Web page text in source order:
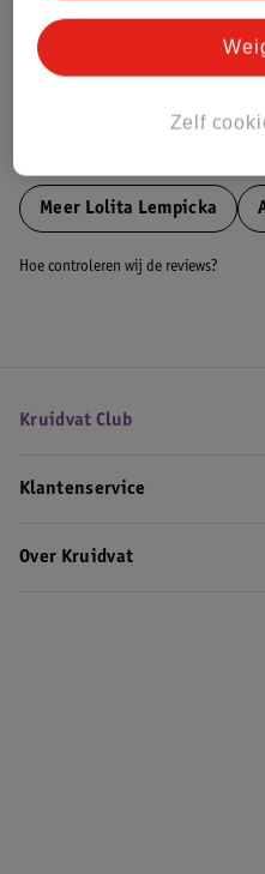
Bestel &
Meer Lolita Lempicka
Hoe controleren wij de reviews?
Kruidvat Club
Klantenservice
Over Kruidvat
Zelf